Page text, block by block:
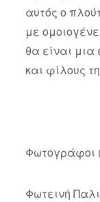
αυτός ο
με
θα είναι μια
και φίλους
Φωτογράφοι
Φωτεινή